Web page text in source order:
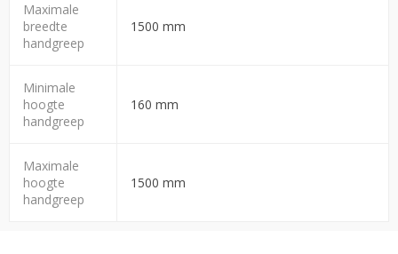
Maximale
breedte
handgreep
1500 mm
Minimale
hoogte
handgreep
160 mm
Maximale
hoogte
handgreep
1500 mm